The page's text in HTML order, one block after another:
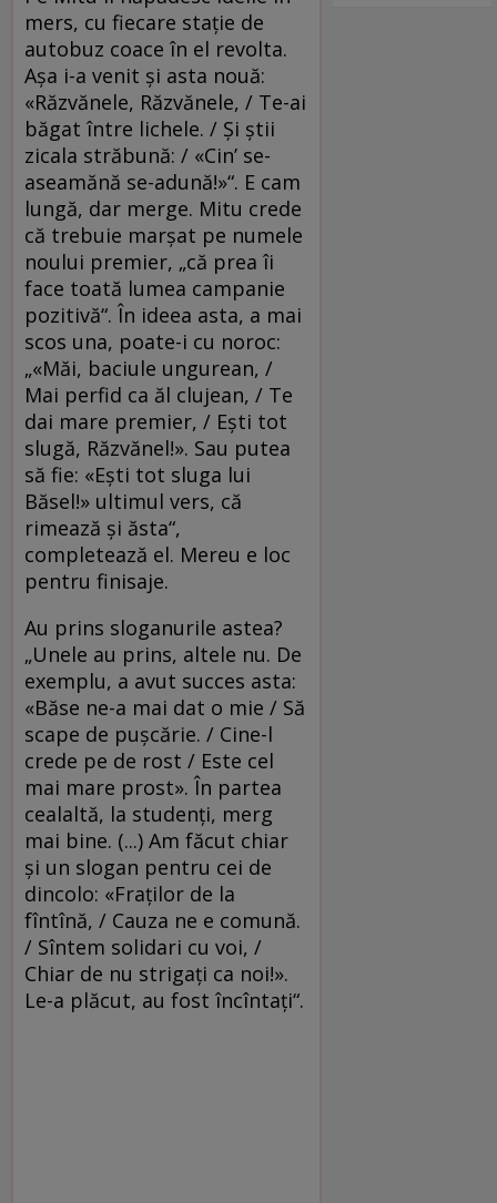
mers, cu fiecare staţie de
autobuz coace în el revolta.
Aşa i-a venit şi asta nouă:
«Răzvănele, Răzvănele, / Te-ai
băgat între lichele. / Şi ştii
zicala străbună: / «Cin’ se-
aseamănă se-adună!»“. E cam
lungă, dar merge. Mitu crede
că trebuie marşat pe numele
noului premier, „că prea îi
face toată lumea campanie
pozitivă“. În ideea asta, a mai
scos una, poate-i cu noroc:
„«Măi, baciule ungurean, /
Mai perfid ca ăl clujean, / Te
dai mare premier, / Eşti tot
slugă, Răzvănel!». Sau putea
să fie: «Eşti tot sluga lui
Băsel!» ultimul vers, că
rimează şi ăsta“,
completează el. Mereu e loc
pentru finisaje.
Au prins sloganurile astea?
„Unele au prins, altele nu. De
exemplu, a avut succes asta:
«Băse ne-a mai dat o mie / Să
scape de puşcărie. / Cine-l
crede pe de rost / Este cel
mai mare prost». În partea
cealaltă, la studenţi, merg
mai bine. (...) Am făcut chiar
şi un slogan pentru cei de
dincolo: «Fraţilor de la
fîntînă, / Cauza ne e comună.
/ Sîntem solidari cu voi, /
Chiar de nu strigaţi ca noi!».
Le-a plăcut, au fost încîntaţi“.